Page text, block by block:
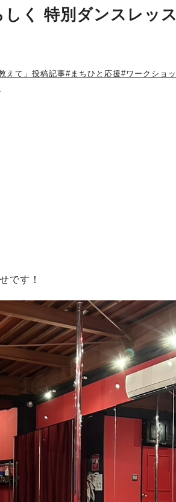
しく 特別ダンスレッ
えて」投稿記事#まちひと応援#ワークショ
です！